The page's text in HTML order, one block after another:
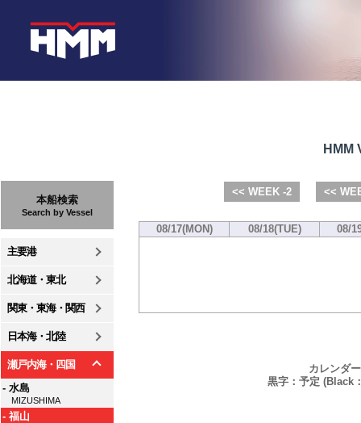
本船検索
Search by Vessel
主要港
北海道・東北
関東・東海・関西
日本海・北陸
瀬戸内海・四国
- 水島
MIZUSHIMA
- 福山
HMM
<< WEEK -2 <<
08/17(MON) 08/18(TUE) 08/
カレンダ
黒字：予定